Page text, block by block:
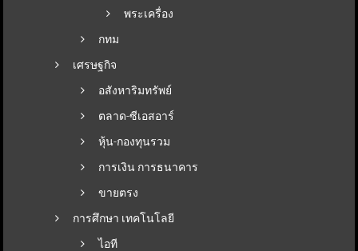
พระเครื่อง
กทม
เศรษฐกิจ
อสังหาริมทรัพย์
ตลาด-ซีเอสอาร์
หุ้น-กองทุนรวม
การเงิน การธนาคาร
ขายตรง
การศึกษา เทคโนโลยี
ไอที